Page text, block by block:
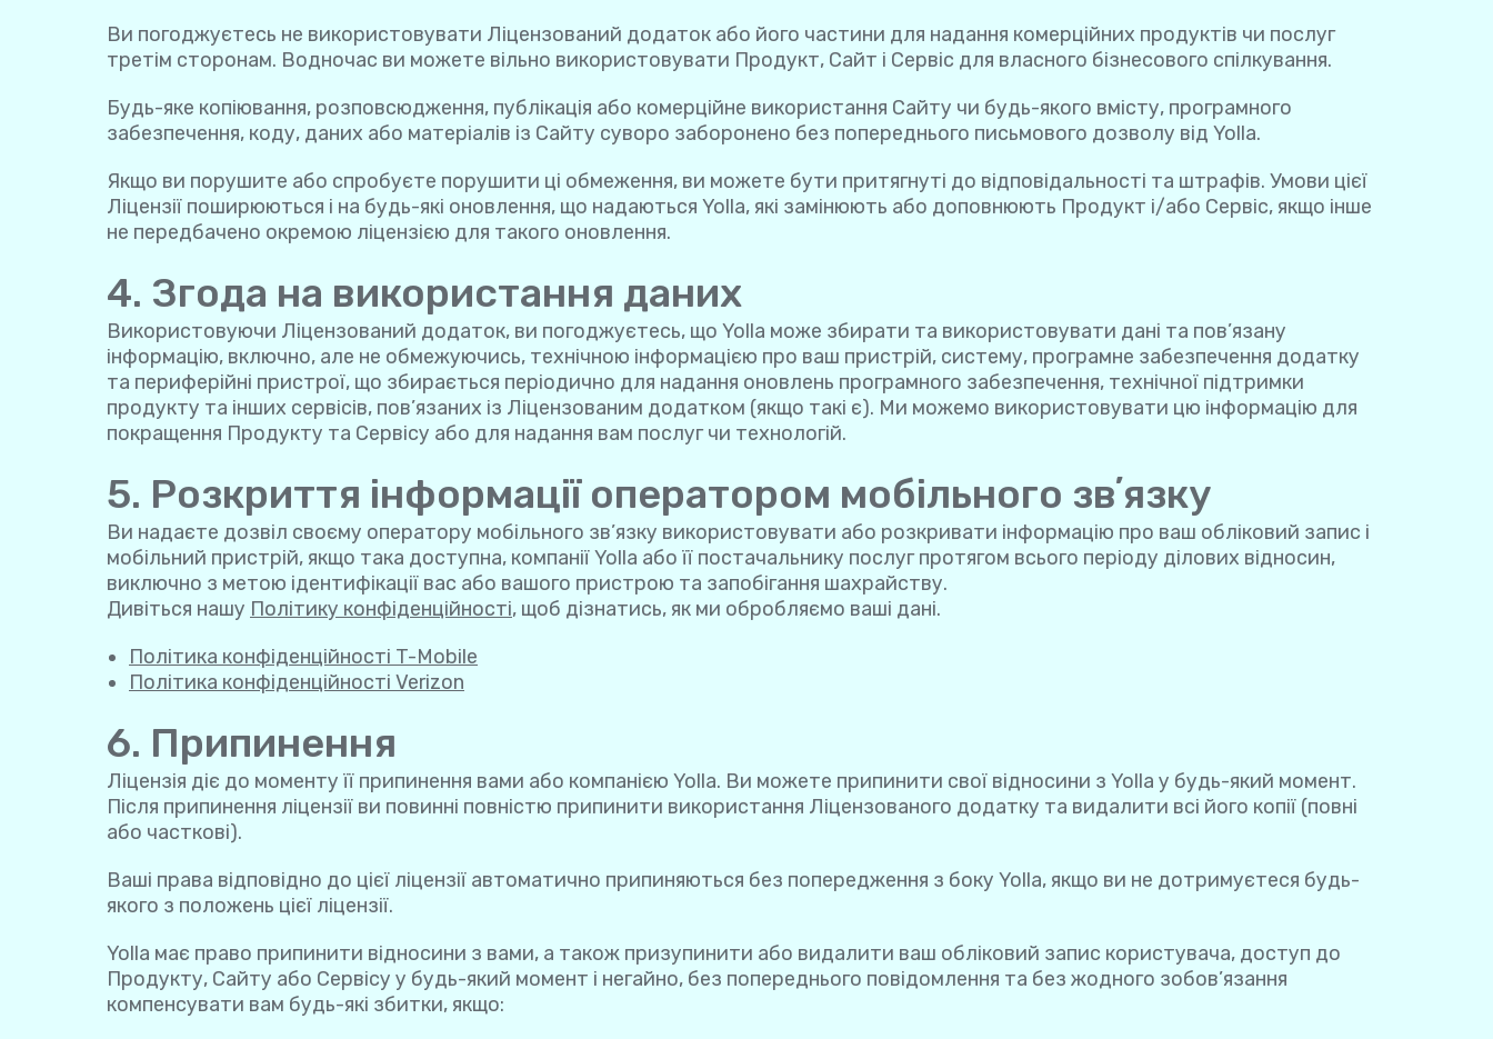
Ви погоджуєтесь не використовувати Ліцензований додаток або його частини для надання комерційних продуктів чи послуг
третім сторонам. Водночас ви можете вільно використовувати Продукт, Сайт і Сервіс для власного бізнесового спілкування.
Будь-яке копіювання, розповсюдження, публікація або комерційне використання Сайту чи будь-якого вмісту, програмного
забезпечення, коду, даних або матеріалів із Сайту суворо заборонено без попереднього письмового дозволу від Yolla.
Якщо ви порушите або спробуєте порушити ці обмеження, ви можете бути притягнуті до відповідальності та штрафів. Умови цієї
Ліцензії поширюються і на будь-які оновлення, що надаються Yolla, які замінюють або доповнюють Продукт і/або Сервіс, якщо інше
не передбачено окремою ліцензією для такого оновлення.
4. Згода на використання даних
Використовуючи Ліцензований додаток, ви погоджуєтесь, що Yolla може збирати та використовувати дані та пов’язану
інформацію, включно, але не обмежуючись, технічною інформацією про ваш пристрій, систему, програмне забезпечення додатку
та периферійні пристрої, що збирається періодично для надання оновлень програмного забезпечення, технічної підтримки
продукту та інших сервісів, пов’язаних із Ліцензованим додатком (якщо такі є). Ми можемо використовувати цю інформацію для
покращення Продукту та Сервісу або для надання вам послуг чи технологій.
5. Розкриття інформації оператором мобільного звʼязку
Ви надаєте дозвіл своєму оператору мобільного зв’язку використовувати або розкривати інформацію про ваш обліковий запис і
мобільний пристрій, якщо така доступна, компанії Yolla або її постачальнику послуг протягом всього періоду ділових відносин,
виключно з метою ідентифікації вас або вашого пристрою та запобігання шахрайству.
Дивіться нашу Політику конфіденційності, щоб дізнатись, як ми обробляємо ваші дані.
Політика конфіденційності T-Mobile
Політика конфіденційності Verizon
6. Припинення
Ліцензія діє до моменту її припинення вами або компанією Yolla. Ви можете припинити свої відносини з Yolla у будь-який момент.
Після припинення ліцензії ви повинні повністю припинити використання Ліцензованого додатку та видалити всі його копії (повні
або часткові).
Ваші права відповідно до цієї ліцензії автоматично припиняються без попередження з боку Yolla, якщо ви не дотримуєтеся будь-
якого з положень цієї ліцензії.
Yolla має право припинити відносини з вами, а також призупинити або видалити ваш обліковий запис користувача, доступ до
Продукту, Сайту або Сервісу у будь-який момент і негайно, без попереднього повідомлення та без жодного зобов’язання
компенсувати вам будь-які збитки, якщо: